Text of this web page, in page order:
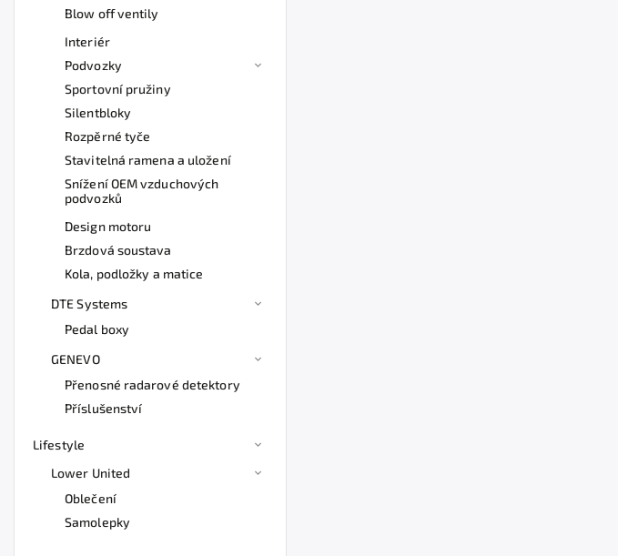
Blow off ventily
Interiér
Podvozky
Sportovní pružiny
Silentbloky
Rozpěrné tyče
Stavitelná ramena a uložení
Snížení OEM vzduchových
podvozků
Design motoru
Brzdová soustava
Kola, podložky a matice
DTE Systems
Pedal boxy
GENEVO
Přenosné radarové detektory
Příslušenství
Lifestyle
Lower United
Oblečení
Samolepky